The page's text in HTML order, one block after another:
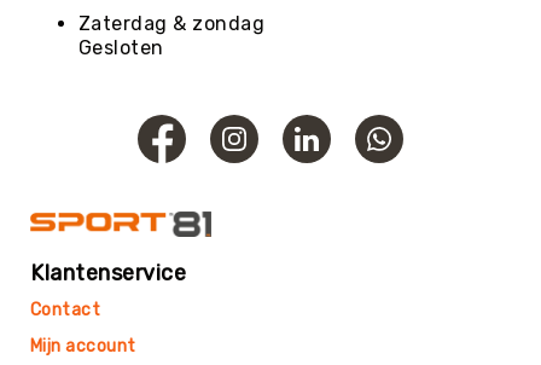
Speedbadminton
Spikeball
Steppen
Tafeltennis
Tchoukbal
Teambuilding
Zaterdag & zondag
Gesloten
Klantenservice
Contact
Mijn account